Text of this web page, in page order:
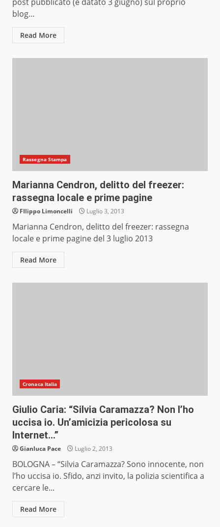
blog...
Read More
Rassegna Stampa
Marianna Cendron, delitto del freezer:
rassegna locale e prime pagine
FIlippo Limoncelli Luglio 3, 2013
Marianna Cendron, delitto del freezer: rassegna
locale e prime pagine del 3 luglio 2013
Read More
Cronaca Italia
Giulio Caria: “Silvia Caramazza? Non l’ho
uccisa io. Un’amicizia pericolosa su
Internet…”
Gianluca Pace Luglio 2, 2013
BOLOGNA – “Silvia Caramazza? Sono innocente, non
l’ho uccisa io. Sfido, anzi invito, la polizia scientifica a
cercare le...
Read More